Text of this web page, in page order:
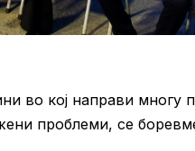
кој направи многу
проблеми, се